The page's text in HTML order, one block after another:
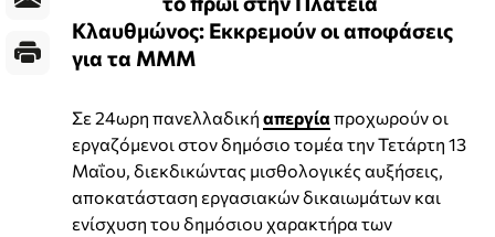
Κλαυθμώνος: Εκκρεμούν οι αποφάσεις
για τα ΜΜΜ
Σε 24ωρη πανελλαδική απεργία προχωρούν οι
εργαζόμενοι στον δημόσιο τομέα την Τετάρτη 13
Μαΐου, διεκδικώντας μισθολογικές αυξήσεις,
αποκατάσταση εργασιακών δικαιωμάτων και
ενίσχυση του δημόσιου χαρακτήρα των